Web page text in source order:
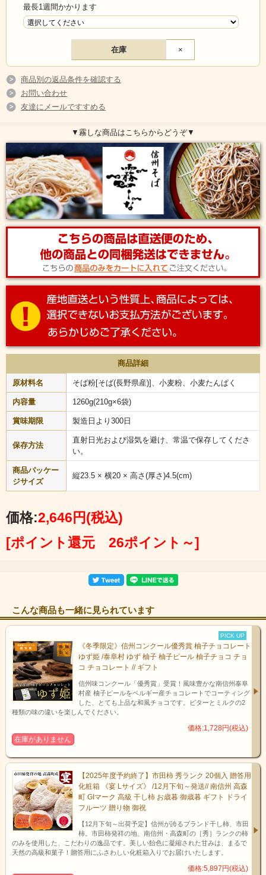
蕎麦の本場、信州 開田高原で作られた
信州蕎麦 藪【黒】
蕎麦湯まで美味しい本物のお蕎麦を
ぜひ、ご賞味ください。
信州蕎麦 藪【黒】
契約栽培された信州産蕎麦の殻部分まで蕎麦に挽き
込みました。
黒く野趣あふれる蕎麦に仕上がっております。
お家で茹でても、お店で食べているかのようなしゃ
っきりとした食感に茹であがります。
蕎麦の風味・甘み・のど越し、すべて上等な逸品。
蕎麦を召し上がった後、そば湯を一緒に飲むことに
より、蕎麦の栄養を無駄なく取り込むことができま
す。
最長1週間かかります
在庫 ×
商品別の返品条件を確認する
お問い合わせ
友達にメールですすめる
▼霧しな商品はこちらからどうぞ▼
商品詳細
原材料名 そば粉[そば(長野県産)]、小麦粉、小麦たんぱく
内容量 1260g(210g×6袋)
賞味期限 製造日より300日
保存方法
直射日光および湿気を避け、常温で保存してくださ
い。
商品パッケー
ジサイズ
縦23.5 × 横20 × 高さ(厚さ)4.5(cm)
価格:2,646円(税込)
[ポイント還元 26ポイント～]
こんな商品も一緒に見られています
PICK UP
《冬季限定》信州コンクール優秀賞 柚子チョコレート
ゆず姫 /泰阜村 ゆず 柚子 柚子ピール 柚子チョコ チョ
コ チョコレート // ギフト
信州味コンクール「優秀賞」受賞！風味豊かな南信州泰阜
村産 柚子ピールをベルギー産チョコレートでコーティング
した、とても上品な和風チョコです。ビターとミルクの2
種類の味の違いを楽しんでください。
価格:1,728円(税込)
在庫がありません
【2025年度予約終了】市田柿 秀ランク 20個入 贈答用
化粧箱 《宴 Lサイズ》 /12月下旬～発送// 南信州 高森
町 GIマーク 高級 干し柿 お歳暮 御歳暮 ギフト ドライ
フルーツ 贈り物 御祝
【12月下旬～出荷予定】信州が誇るブランド干し柿、市田
柿。市田柿発祥の地、南信州・高森町の［秀］ランクの柿
のみを使用した、こだわりの逸品です。美しい飴色に凝縮された甘みは、まるで
天然の高級和菓子！贈答用にふさわしい化粧箱入りでお届けいたします。
価格:5,897円(税込)